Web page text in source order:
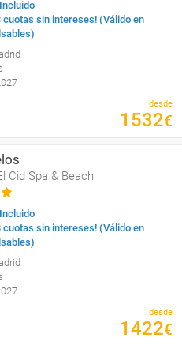
cuotas sin intereses! (Válido en
desde
1532€
Cid Spa & Beach
cuotas sin intereses! (Válido en
desde
1422€